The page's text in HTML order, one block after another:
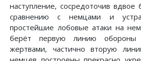
наступление, сосредоточив вдвое
сравнению с немцами и
простейшие лобовые атаки на
берёт первую линию обороны
жертвами, частично вторую